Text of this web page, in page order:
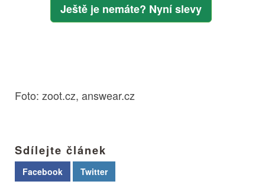
Ještě je nemáte? Nyní slevy
Foto: zoot.cz, answear.cz
Sdílejte článek
Facebook Twitter